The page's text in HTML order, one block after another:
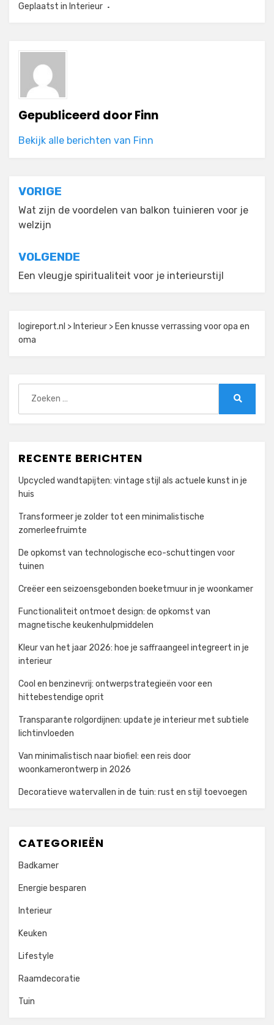
Geplaatst in Interieur
Gepubliceerd doorFinn
Bekijk alle berichten van Finn
Bericht
navigatie
VORIGE
Wat zijn de voordelen van balkon tuinieren voor je
welzijn
VOLGENDE
Een vleugje spiritualiteit voor je interieurstijl
logireport.nl > Interieur > Een knusse verrassing voor opa en
oma
naar:
RECENTE BERICHTEN
Upcycled wandtapijten: vintage stijl als actuele kunst in je
huis
Transformeer je zolder tot een minimalistische
zomerleefruimte
De opkomst van technologische eco-schuttingen voor
tuinen
Creëer een seizoensgebonden boeketmuur in je woonkamer
Functionaliteit ontmoet design: de opkomst van
magnetische keukenhulpmiddelen
Kleur van het jaar 2026: hoe je saffraangeel integreert in je
interieur
Cool en benzinevrij: ontwerpstrategieën voor een
hittebestendige oprit
Transparante rolgordijnen: update je interieur met subtiele
lichtinvloeden
Van minimalistisch naar biofiel: een reis door
woonkamerontwerp in 2026
Decoratieve watervallen in de tuin: rust en stijl toevoegen
CATEGORIEËN
Badkamer
Energie besparen
Interieur
Keuken
Lifestyle
Raamdecoratie
Tuin